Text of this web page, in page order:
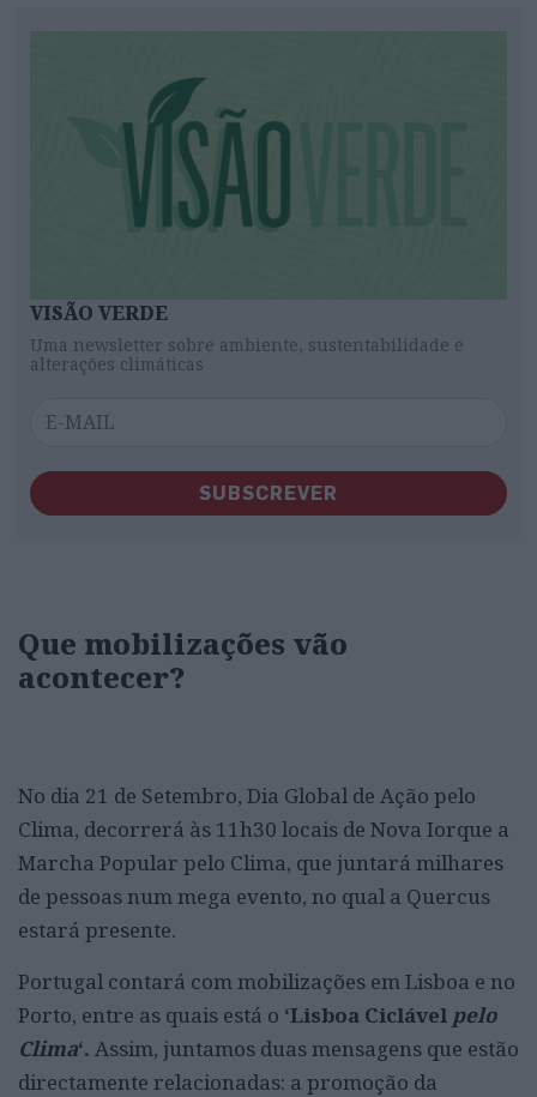
VISÃO VERDE
Uma newsletter sobre ambiente, sustentabilidade e
alterações climáticas
SUBSCREVER
Que mobilizações vão
acontecer?
No dia 21 de Setembro, Dia Global de Ação pelo
Clima, decorrerá às 11h30 locais de Nova Iorque a
Marcha Popular pelo Clima, que juntará milhares
de pessoas num mega evento, no qual a Quercus
estará presente.
Portugal contará com mobilizações em Lisboa e no
Porto, entre as quais está o ‘Lisboa Ciclável pelo
Clima‘. Assim, juntamos duas mensagens que estão
directamente relacionadas: a promoção da